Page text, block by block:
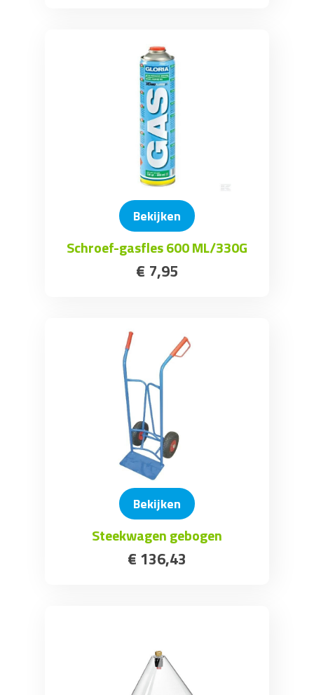
Bekijken
Schroef-gasfles 600 ML/330G
€ 7,95
Bekijken
Steekwagen gebogen
€ 136,43